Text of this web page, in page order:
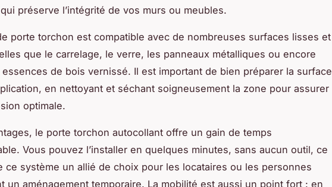
préserve l’intégrité de vos murs ou meubles.
porte torchon est compatible avec de nombreuses surfaces lisses et
que le carrelage, le verre, les panneaux métalliques ou encore
de bois vernissé. Il est important de bien préparer la surface
en nettoyant et séchant soigneusement la zone pour assurer
optimale.
le porte torchon autocollant offre un gain de temps
Vous pouvez l’installer en quelques minutes, sans aucun outil, ce
ce système un allié de choix pour les locataires ou les personnes
un aménagement temporaire. La mobilité est aussi un point fort : en